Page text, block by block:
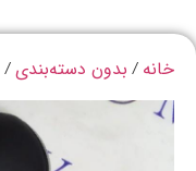
خانه / بدون دسته‌بندی/